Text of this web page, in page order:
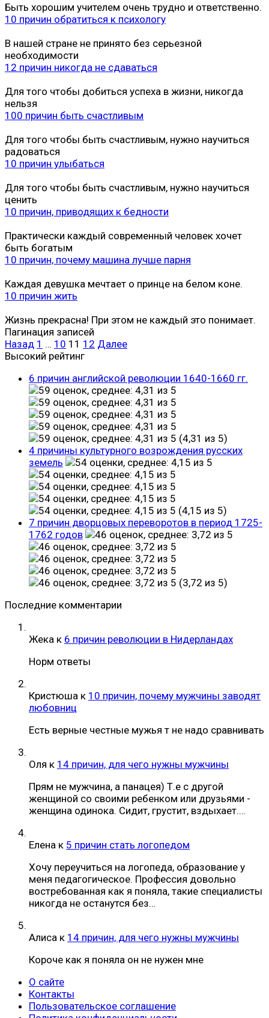
Быть хорошим учителем очень трудно и ответственно.
10 причин обратиться к психологу
В нашей стране не принято без серьезной
необходимости
12 причин никогда не сдаваться
Для того чтобы добиться успеха в жизни, никогда
нельзя
100 причин быть счастливым
Для того чтобы быть счастливым, нужно научиться
радоваться
10 причин улыбаться
Для того чтобы быть счастливым, нужно научиться
ценить
10 причин, приводящих к бедности
Практически каждый современный человек хочет
быть богатым
10 причин, почему машина лучше парня
Каждая девушка мечтает о принце на белом коне.
10 причин жить
Жизнь прекрасна! При этом не каждый это понимает.
Пагинация записей
Назад 1 … 10 11 12 Далее
Высокий рейтинг
6 причин английской революции 1640-1660 гг.
(4,31 из 5)
4 причины культурного возрождения русских
земель
(4,15 из 5)
7 причин дворцовых переворотов в период 1725-
1762 годов
(3,72 из 5)
Последние комментарии
Жека к 6 причин революции в Нидерландах
Норм ответы
Кристюша к 10 причин, почему мужчины заводят
любовниц
Есть верные честные мужья т не надо сравнивать
Оля к 14 причин, для чего нужны мужчины
Прям не мужчина, а панацея) Т.е с другой
женщиной со своими ребенком или друзьями -
женщина одинока. Сидит, грустит, вздыхает.…
Елена к 5 причин стать логопедом
Хочу переучиться на логопеда, образование у
меня педагогическое. Профессия довольно
востребованная как я поняла, такие специалисты
никогда не останутся без…
Алиса к 14 причин, для чего нужны мужчины
Короче как я поняла он не нужен мне
О сайте
Контакты
Пользовательское соглашение